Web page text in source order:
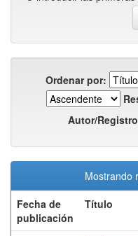
Ordenar por:
Autor/
Mostrando
Fecha de
publicación
Título